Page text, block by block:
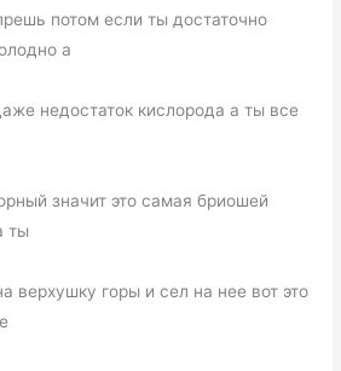
потом если ты достаточно
а
недостаток кислорода а ты все
значит это самая бриошей
ты
верхушку горы и сел на нее вот это